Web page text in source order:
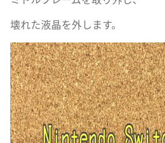
壊れた液晶を外します。